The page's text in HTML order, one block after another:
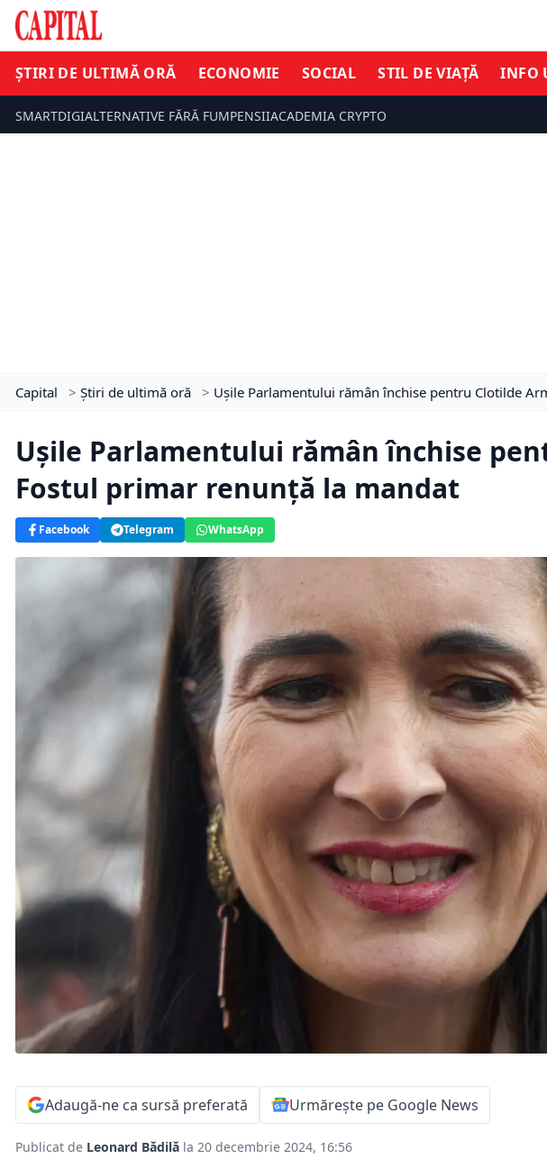
ȘTIRI DE ULTIMĂ ORĂ ECONOMIE SOCIAL STIL DE VIAȚĂ INFO
SMARTDIGIALTERNATIVE FĂRĂ FUMPENSIIACADEMIA CRYPTO
Capital > Știri de ultimă oră > Ușile Parlamentului rămân închise pentru Clotilde
Ușile Parlamentului rămân închise
Fostul primar renunță la mandat
Facebook Telegram WhatsApp
Adaugă-ne ca sursă preferată Urmărește pe Google News
Publicat de Leonard Bădilă la 20 decembrie 2024, 16:56